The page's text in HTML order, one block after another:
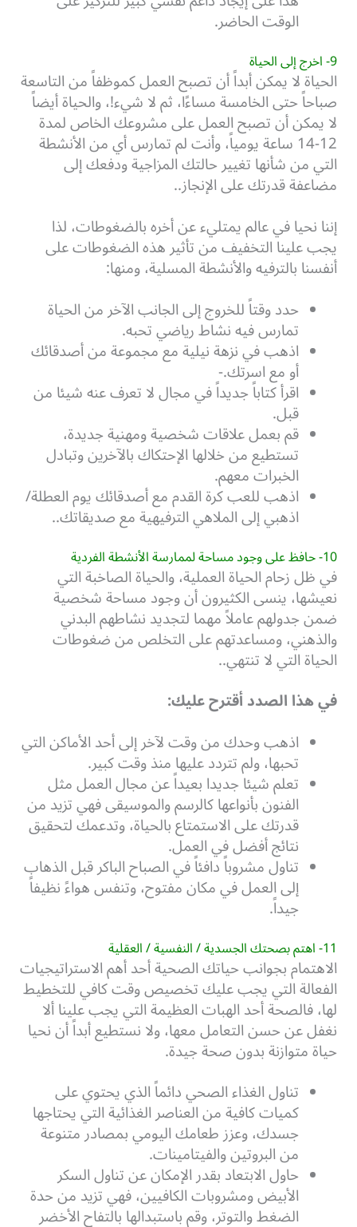
الوقت الحاضر.
9- اخرج إلى الحياة
الحياة لا يمكن أبداً أن تصبح العمل كموظفاً من التاسعة
صباحاً حتى الخامسة مساءًا، ثم لا شيء!، والحياة أيضاً
لا يمكن أن تصبح العمل على مشروعك الخاص لمدة
12-14 ساعة يومياً، وأنت لم تمارس أي من الأنشطة
التي من شأنها تغيير حالتك المزاجية ودفعك إلى
مضاعفة قدرتك على الإنجاز..
إننا نحيا في عالم يمتليء عن أخره بالضغوطات، لذا
يجب علينا التخفيف من تأثير هذه الضغوطات على
أنفسنا بالترفيه والأنشطة المسلية، ومنها:
حدد وقتاً للخروج إلى الجانب الآخر من الحياة
تمارس فيه نشاط رياضي تحبه.
اذهب في نزهة نيلية مع مجموعة من أصدقائك
أو مع اسرتك.-
اقرأ كتاباً جديداً في مجال لا تعرف عنه شيئا من
قبل.
قم بعمل علاقات شخصية ومهنية جديدة،
تستطيع من خلالها الإحتكاك بالآخرين وتبادل
الخبرات معهم.
اذهب للعب كرة القدم مع أصدقائك يوم العطلة/
اذهبي إلى الملاهي الترفيهية مع صديقاتك..
10- حافظ على وجود مساحة لممارسة الأنشطة الفردية
في ظل زحام الحياة العملية، والحياة الصاخبة التي
نعيشها، ينسى الكثيرون أن وجود مساحة شخصية
ضمن جدولهم عاملاً مهما لتجديد نشاطهم البدني
والذهني، ومساعدتهم على التخلص من ضغوطات
الحياة التي لا تنتهي..
في هذا الصدد أقترح عليك:
اذهب وحدك من وقت لآخر إلى أحد الأماكن التي
تحبها، ولم تتردد عليها منذ وقت كبير.
تعلم شيئا جديدا بعيداً عن مجال العمل مثل
الفنون بأنواعها كالرسم والموسيقى فهي تزيد من
قدرتك على الاستمتاع بالحياة، وتدعمك لتحقيق
نتائج أفضل في العمل.
تناول مشروباً دافئاً في الصباح الباكر قبل الذهاب
إلى العمل في مكان مفتوح، وتنفس هواءً نظيفاً
جيداً.
11- اهتم بصحتك الجسدية / النفسية / العقلية
الاهتمام بجوانب حياتك الصحية أحد أهم الاستراتيجيات
الفعالة التي يجب عليك تخصيص وقت كافي للتخطيط
لها، فالصحة أحد الهبات العظيمة التي يجب علينا ألا
نغفل عن حسن التعامل معها، ولا نستطيع أبداً أن نحيا
حياة متوازنة بدون صحة جيدة.
تناول الغذاء الصحي دائماً الذي يحتوي على
كميات كافية من العناصر الغذائية التي يحتاجها
جسدك، وعزز طعامك اليومي بمصادر متنوعة
من البروتين والفيتامينات.
حاول الابتعاد بقدر الإمكان عن تناول السكر
الأبيض ومشروبات الكافيين، فهي تزيد من حدة
الضغط والتوتر، وقم باستبدالها بالتفاح الأخضر